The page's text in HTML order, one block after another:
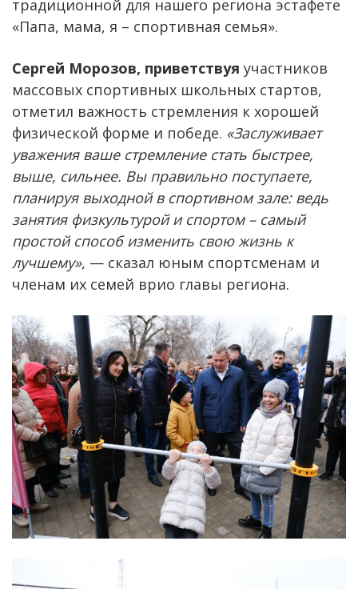
традиционной для нашего региона эстафете
«Папа, мама, я – спортивная семья».
Сергей Морозов, приветствуя участников
массовых спортивных школьных стартов,
отметил важность стремления к хорошей
физической форме и победе. «Заслуживает
уважения ваше стремление стать быстрее,
выше, сильнее. Вы правильно поступаете,
планируя выходной в спортивном зале: ведь
занятия физкультурой и спортом – самый
простой способ изменить свою жизнь к
лучшему», — сказал юным спортсменам и
членам их семей врио главы региона.